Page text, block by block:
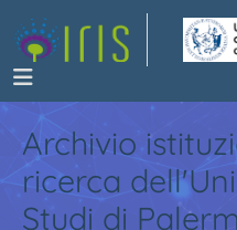
Archivio
ricerca
Studi di